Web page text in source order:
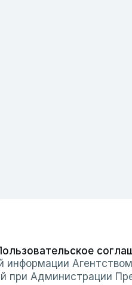
информации
Администрации